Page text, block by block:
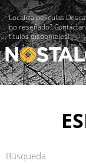
Localiza películas
no reseñado?
títulos disponibles!